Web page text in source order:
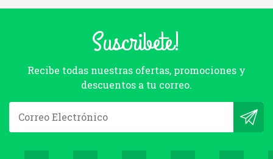
Suscribete!
Recibe todas nuestras ofertas, promociones y
descuentos a tu correo.